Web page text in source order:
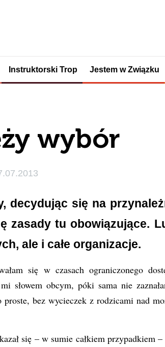
Instruktorski Trop Jestem w Związku
wybór
decydując się na
zasady tu obowiązujące.
ale i całe organizacje.
się w czasach ograniczonego
słowem obcym, póki sama nie
bez wycieczek z rodzicami nad
się – w sumie całkiem przypadkiem –